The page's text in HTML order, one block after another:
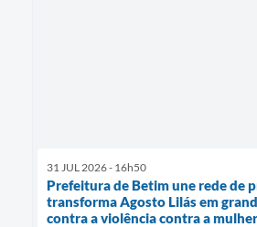
31 JUL 2026 - 16h50
Prefeitura de Betim une rede de
transforma Agosto Lilás em
contra a violência contra a mulher